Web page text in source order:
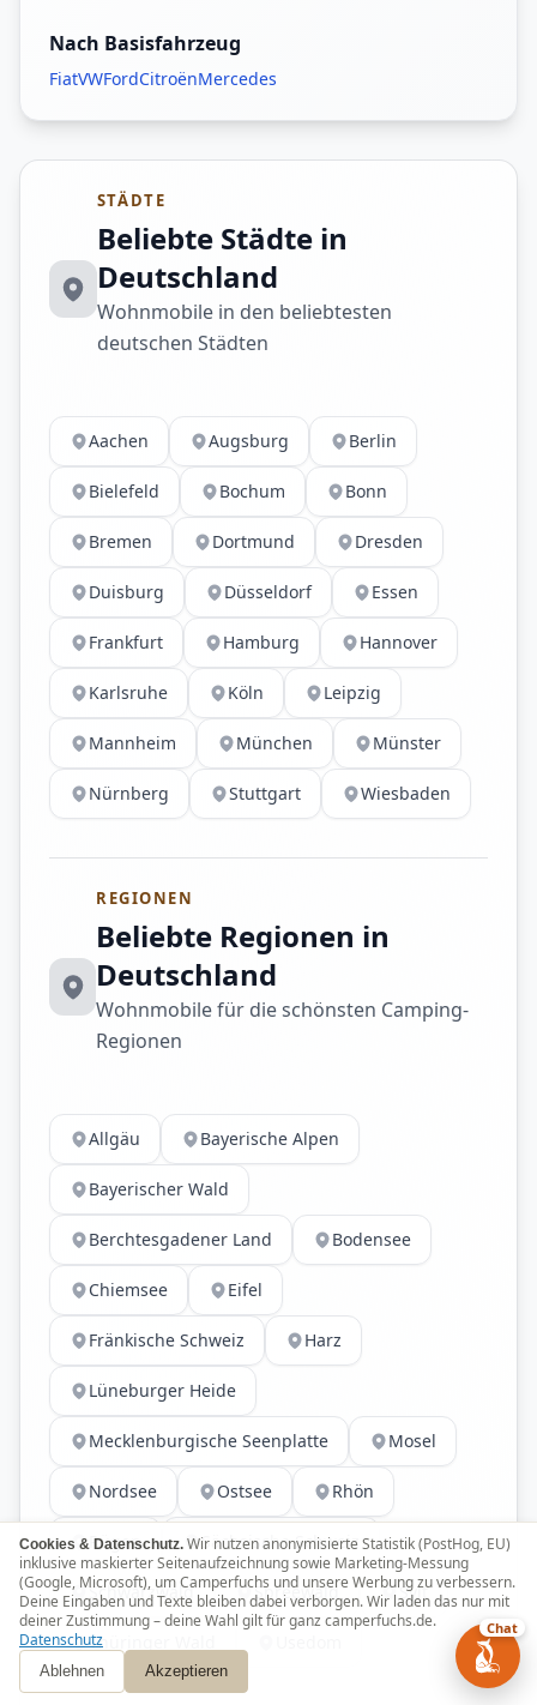
Nach Basisfahrzeug
FiatVWFordCitroënMercedes
STÄDTE
Beliebte Städte in
Deutschland
Wohnmobile in den beliebtesten
deutschen Städten
Aachen Augsburg Berlin
Bielefeld Bochum Bonn
Bremen Dortmund Dresden
Duisburg Düsseldorf Essen
Frankfurt Hamburg Hannover
Karlsruhe Köln Leipzig
Mannheim München Münster
Nürnberg Stuttgart Wiesbaden
REGIONEN
Beliebte Regionen in
Deutschland
Wohnmobile für die schönsten Camping-
Regionen
Allgäu Bayerische Alpen
Bayerischer Wald
Berchtesgadener Land Bodensee
Chiemsee Eifel
Fränkische Schweiz Harz
Lüneburger Heide
Mecklenburgische Seenplatte Mosel
Nordsee Ostsee Rhön
Rügen Sächsische Schweiz
Schwarzwald Spreewald Sylt
Thüringer Wald
Cookies & Datenschutz. Wir nutzen anonymisierte Statistik (PostHog, EU)
inklusive maskierter Seitenaufzeichnung sowie Marketing-Messung
(Google, Microsoft), um Camperfuchs und unsere Werbung zu verbessern.
Deine Eingaben und Texte bleiben dabei verborgen. Wir laden das nur mit
deiner Zustimmung – deine Wahl gilt für ganz camperfuchs.de.
Datenschutz
Ablehnen Akzeptieren
Chat